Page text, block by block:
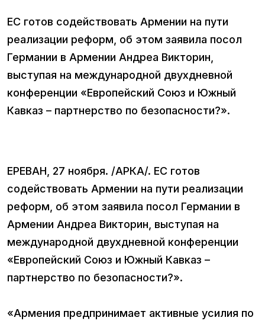
ЕС готов содействовать Армении на пути
реализации реформ, об этом заявила посол
Германии в Армении Андреа Викторин,
выступая на международной двухдневной
конференции «Европейский Союз и Южный
Кавказ – партнерство по безопасности?».
ЕРЕВАН, 27 ноября. /АРКА/. ЕС готов
содействовать Армении на пути реализации
реформ, об этом заявила посол Германии в
Армении Андреа Викторин, выступая на
международной двухдневной конференции
«Европейский Союз и Южный Кавказ –
партнерство по безопасности?».
«Армения предпринимает активные усилия по